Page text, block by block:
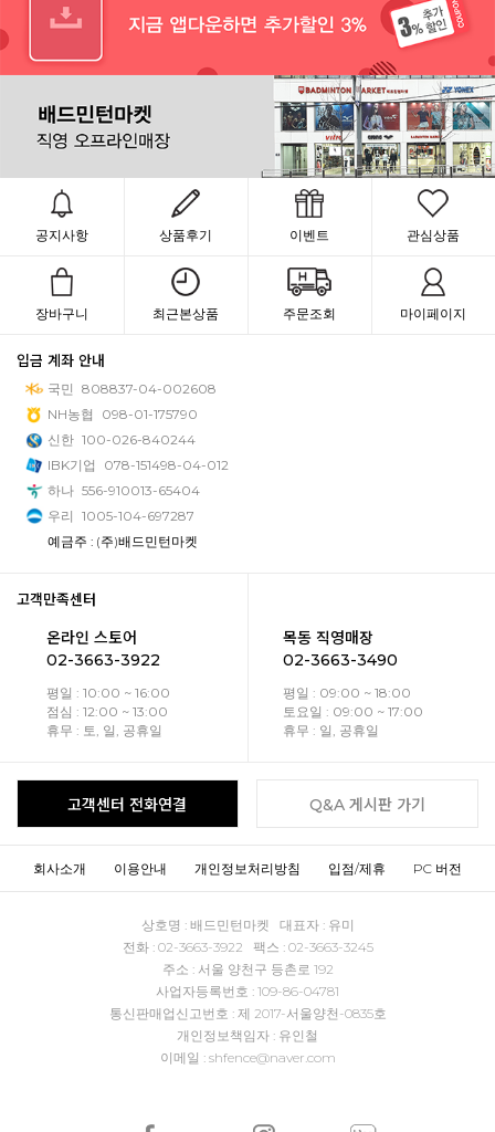
공지사항 상품후기 이벤트 관심상품
장바구니 최근본상품 주문조회 마이페이지
입금 계좌 안내
국민 808837-04-002608
NH농협
098-01-175790
신한 100-026-840244
IBK기업
078-151498-04-012
하나 556-910013-65404
우리 1005-104-697287
예금주 : (주)배드민턴마켓
고객만족센터
온라인 스토어
02-3663-3922
평일 : 10:00 ~ 16:00
점심 : 12:00 ~ 13:00
휴무 : 토, 일, 공휴일
목동 직영매장
02-3663-3490
평일 : 09:00 ~ 18:00
토요일 : 09:00 ~ 17:00
휴무 : 일, 공휴일
고객센터 전화연결 Q&A 게시판 가기
회사소개 이용안내 개인정보처리방침 입점/제휴 PC 버전
상호명 : 배드민턴마켓 대표자 : 유미
전화 : 02-3663-3922 팩스 : 02-3663-3245
주소 : 서울 양천구 등촌로 192
사업자등록번호 : 109-86-04781
통신판매업신고번호 : 제 2017-서울양천-0835호
개인정보책임자 : 유인철
이메일 : shfence@naver.com